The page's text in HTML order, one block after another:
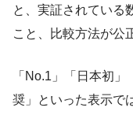
と、実証されている
こと、比較方法が公
「No.1」「日本初
奨」といった表示で